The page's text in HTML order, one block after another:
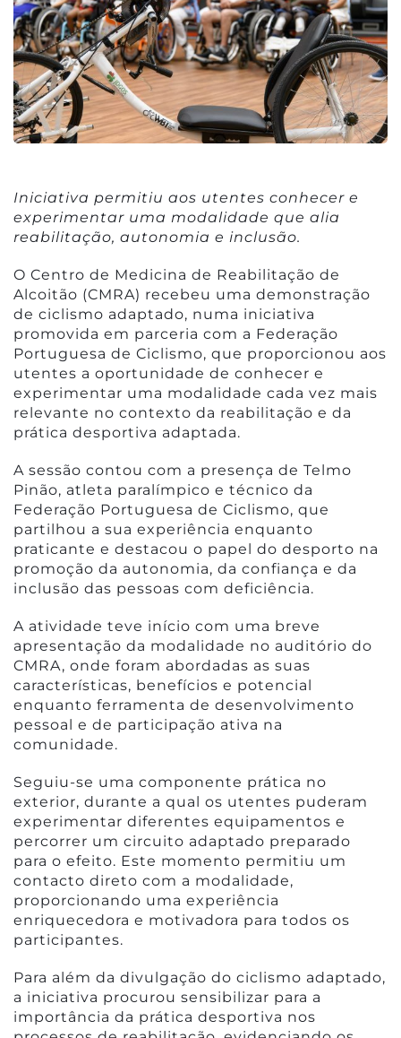
Iniciativa permitiu aos utentes conhecer e
experimentar uma modalidade que alia
reabilitação, autonomia e inclusão.
O Centro de Medicina de Reabilitação de
Alcoitão (CMRA) recebeu uma demonstração
de ciclismo adaptado, numa iniciativa
promovida em parceria com a Federação
Portuguesa de Ciclismo, que proporcionou aos
utentes a oportunidade de conhecer e
experimentar uma modalidade cada vez mais
relevante no contexto da reabilitação e da
prática desportiva adaptada.
A sessão contou com a presença de Telmo
Pinão, atleta paralímpico e técnico da
Federação Portuguesa de Ciclismo, que
partilhou a sua experiência enquanto
praticante e destacou o papel do desporto na
promoção da autonomia, da confiança e da
inclusão das pessoas com deficiência.
A atividade teve início com uma breve
apresentação da modalidade no auditório do
CMRA, onde foram abordadas as suas
características, benefícios e potencial
enquanto ferramenta de desenvolvimento
pessoal e de participação ativa na
comunidade.
Seguiu-se uma componente prática no
exterior, durante a qual os utentes puderam
experimentar diferentes equipamentos e
percorrer um circuito adaptado preparado
para o efeito. Este momento permitiu um
contacto direto com a modalidade,
proporcionando uma experiência
enriquecedora e motivadora para todos os
participantes.
Para além da divulgação do ciclismo adaptado,
a iniciativa procurou sensibilizar para a
importância da prática desportiva nos